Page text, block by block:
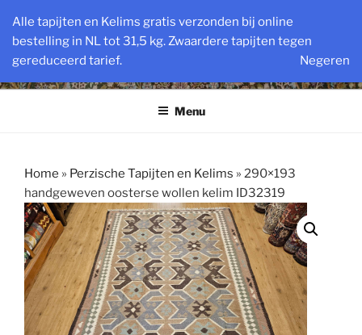
Alle tapijten en Kelims gratis verzonden bij online
bestelling in NL tot 31,5 kg. Zwaardere tapijten tegen
gereduceerd tarief.
Negeren
naar
de
inhoud
VINTAGE PERZISCHE EN
OOSTERSE TAPIJTEN
Powered by SlatsAntiek.nl sinds 1978
Menu
Home » Perzische Tapijten en Kelims » 290×193
handgeweven oosterse wollen kelim ID32319